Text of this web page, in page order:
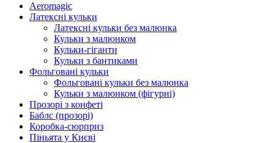
Aeromagic
Латексні кульки
Латексні кульки без малюнка
Кульки з малюнком
Кульки-гіганти
Кульки з бантиками
Фольговані кульки
Фольговані кульки без малюнка
Кульки з малюнком (фігурні)
Прозорі з конфеті
Баблс (прозорі)
Коробка-сюрприз
Піньята у Києві